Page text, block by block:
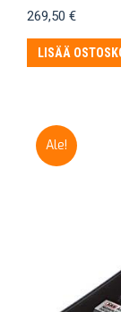
269,50 €
LISÄÄ
Ale!